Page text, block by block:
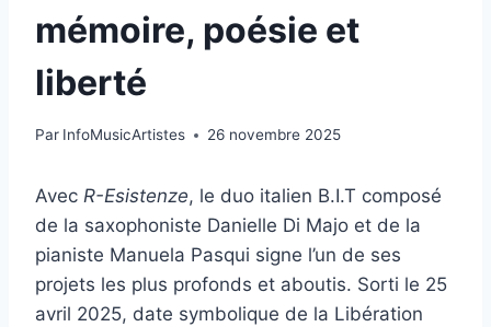
mémoire, poésie et
liberté
Par InfoMusicArtistes 26 novembre 2025
Avec R-Esistenze, le duo italien B.I.T composé
de la saxophoniste Danielle Di Majo et de la
pianiste Manuela Pasqui signe l’un de ses
projets les plus profonds et aboutis. Sorti le 25
avril 2025, date symbolique de la Libération